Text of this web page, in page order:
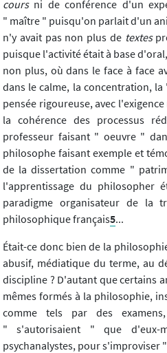
cours ni de conférence d'un
" maître " puisqu'on parlait d'un
n'y avait pas non plus de textes
puisque l'activité était à base
non plus, où dans le face à face
dans le calme, la concentration,
pensée rigoureuse, avec
la cohérence des processus
professeur faisant " oeuvre "
philosophe faisant exemple et
de la dissertation comme "
l'apprentissage du philosopher
paradigme organisateur de la
philosophique français5...
Était-ce donc bien de la
abusif, médiatique du terme, au
discipline ? D'autant que certains
mêmes formés à la philosophie,
comme tels par des
" s'autorisaient " que d'eux-
psychanalystes, pour s'improviser